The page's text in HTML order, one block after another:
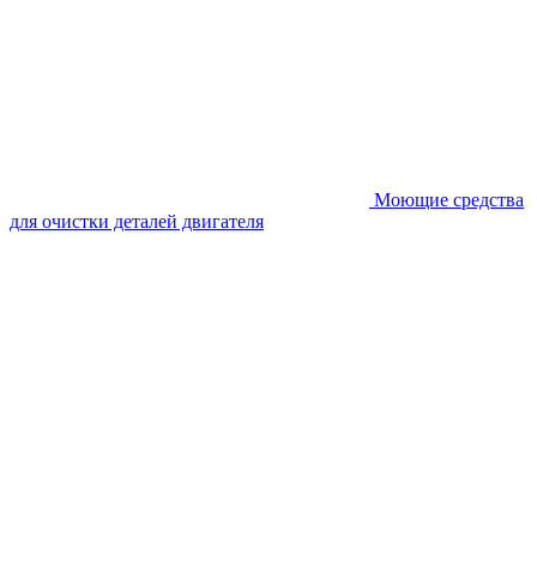
Моющие средства
для очистки деталей двигателя